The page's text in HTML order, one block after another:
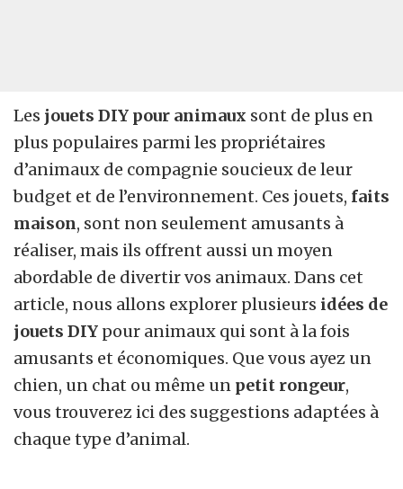
Les jouets DIY pour animaux sont de plus en
plus populaires parmi les propriétaires
d’animaux de compagnie soucieux de leur
budget et de l’environnement. Ces jouets, faits
maison, sont non seulement amusants à
réaliser, mais ils offrent aussi un moyen
abordable de divertir vos animaux. Dans cet
article, nous allons explorer plusieurs idées de
jouets DIY pour animaux qui sont à la fois
amusants et économiques. Que vous ayez un
chien, un chat ou même un petit rongeur,
vous trouverez ici des suggestions adaptées à
chaque type d’animal.